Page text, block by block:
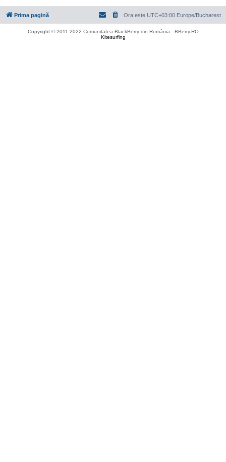
Prima pagină Ora este UTC+03:00 Europe/Bucharest
Copyright © 2011-2022 Comunitatea BlackBerry din România - BBerry.RO
Kitesurfing